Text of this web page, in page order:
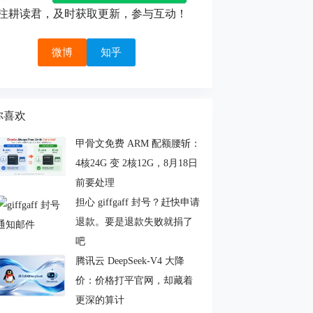
耕读君，及时获取更新，参与互动！
微博 知乎
喜欢
甲骨文免费 ARM 配额腰斩：
4核24G 变 2核12G，8月18日
前要处理
担心 giffgaff 封号？赶快申请
退款。要是退款失败就捐了
吧
腾讯云 DeepSeek-V4 大降
价：价格打平官网，却藏着
更深的算计